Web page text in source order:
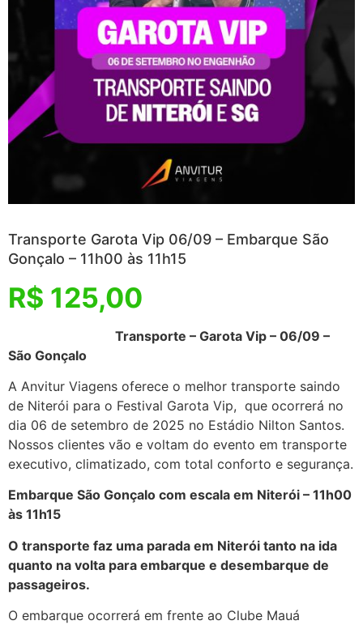
Transporte Garota Vip 06/09 – Embarque São
Gonçalo – 11h00 às 11h15
R$ 125,00
Transporte – Garota Vip – 06/09 –
São Gonçalo
A Anvitur Viagens oferece o melhor transporte saindo
de Niterói para o Festival Garota Vip, que ocorrerá no
dia 06 de setembro de 2025 no Estádio Nilton Santos.
Nossos clientes vão e voltam do evento em transporte
executivo, climatizado, com total conforto e segurança.
Embarque São Gonçalo com escala em Niterói – 11h00
às 11h15
O transporte faz uma parada em Niterói tanto na ida
quanto na volta para embarque e desembarque de
passageiros.
O embarque ocorrerá em frente ao Clube Mauá